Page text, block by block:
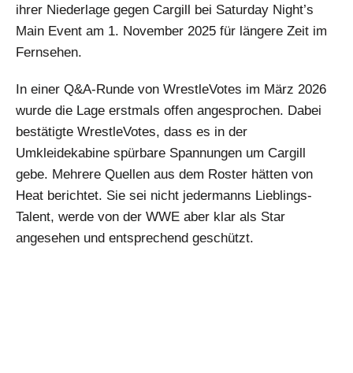
ihrer Niederlage gegen Cargill bei Saturday Night’s
Main Event am 1. November 2025 für längere Zeit im
Fernsehen.
In einer Q&A-Runde von WrestleVotes im März 2026
wurde die Lage erstmals offen angesprochen. Dabei
bestätigte WrestleVotes, dass es in der
Umkleidekabine spürbare Spannungen um Cargill
gebe. Mehrere Quellen aus dem Roster hätten von
Heat berichtet. Sie sei nicht jedermanns Lieblings-
Talent, werde von der WWE aber klar als Star
angesehen und entsprechend geschützt.